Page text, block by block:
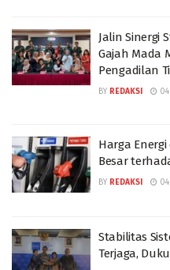
Jalin Sinergi
Gajah Mada
Pengadilan
BY REDAKSI
Harga
Besar
BY REDAKSI
Stabilitas
Terjaga,